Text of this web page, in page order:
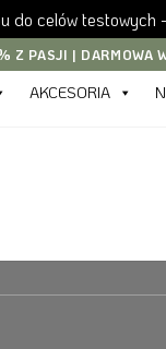
do celów testowych
Z PASJI | DARMOWA
AKCESORIA